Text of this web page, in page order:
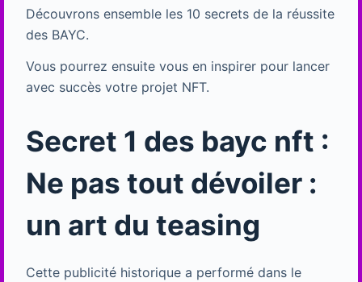
Découvrons ensemble les 10 secrets de la réussite
des BAYC.
Vous pourrez ensuite vous en inspirer pour lancer
avec succès votre projet NFT.
Secret 1 des bayc nft :
Ne pas tout dévoiler :
un art du teasing
Cette publicité historique a performé dans le